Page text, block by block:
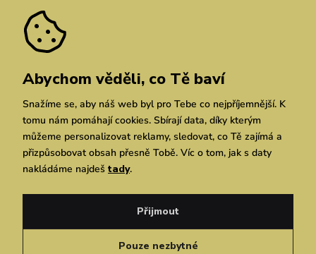
Pozáruční opravy
We Care
Dárkové poukazy
Vuchlook
Prodejny
Praha Brno Chrudim
Zásady ochrany osobních údajů
Simplia.cz
Zásady ochrany osobních údajů
Abychom věděli, co Tě baví
Snažíme se, aby náš web byl pro Tebe co nejpříjemnější. K
tomu nám pomáhají cookies. Sbírají data, díky kterým
můžeme personalizovat reklamy, sledovat, co Tě zajímá a
přizpůsobovat obsah přesně Tobě. Víc o tom, jak s daty
nakládáme najdeš tady.
Pouze nezbytné
Přijmout